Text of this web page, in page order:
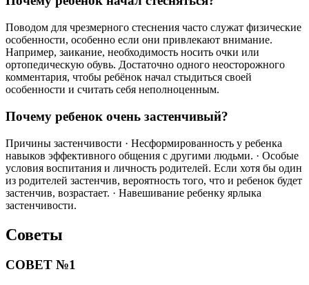
Поводом для чрезмерного стеснения часто служат физические
особенности, особенно если они привлекают внимание.
Например, заикание, необходимость носить очки или
ортопедическую обувь. Достаточно одного неосторожного
комментария, чтобы ребёнок начал стыдиться своей
особенности и считать себя неполноценным.
Почему ребенок очень застенчивый?
Причины застенчивости · Несформированность у ребенка
навыков эффективного общения с другими людьми. · Особые
условия воспитания и личность родителей. Если хотя бы один
из родителей застенчив, вероятность того, что и ребенок будет
застенчив, возрастает. · Навешивание ребенку ярлыка
застенчивости.
Советы
СОВЕТ №1